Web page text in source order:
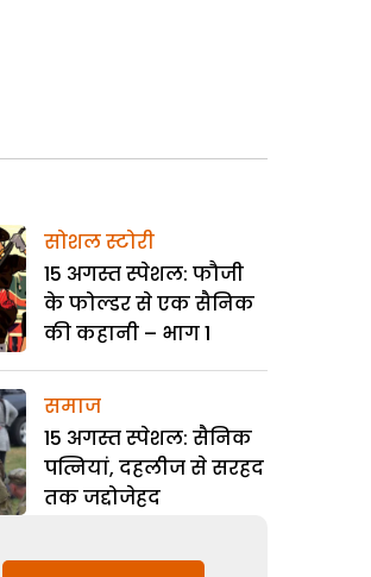
सोशल स्टोरी
15 अगस्त स्पेशल: फौजी
के फोल्डर से एक सैनिक
की कहानी – भाग 1
समाज
15 अगस्त स्पेशल: सैनिक
पत्नियां, दहलीज से सरहद
तक जद्दोजेहद